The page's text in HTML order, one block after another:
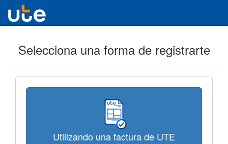
Selecciona una forma de registrarte
Utilizando una factura de UTE